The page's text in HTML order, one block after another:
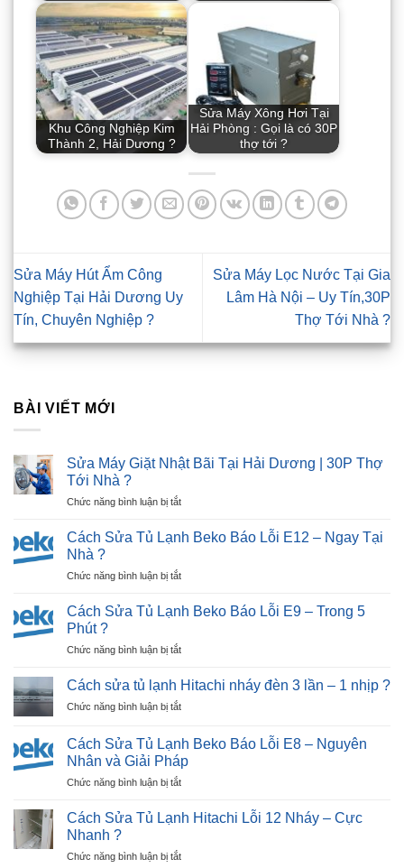
Khu Công Nghiệp Kim
Thành 2, Hải Dương ?
Sửa Máy Xông Hơi Tại
Hải Phòng : Gọi là có 30P
thợ tới ?
Sửa Máy Hút Ẩm Công
Nghiệp Tại Hải Dương Uy
Tín, Chuyên Nghiệp ?
Sửa Máy Lọc Nước Tại Gia
Lâm Hà Nội – Uy Tín,30P
Thợ Tới Nhà ?
BÀI VIẾT MỚI
Sửa Máy Giặt Nhật Bãi Tại Hải Dương | 30P Thợ
Tới Nhà ?
Chức năng bình luận bị tắtở
Máy
Bãi
Hải
30P
Tới
Cách Sửa Tủ Lạnh Beko Báo Lỗi E12 – Ngay Tại
Nhà ?
Chức năng bình luận bị tắtở
Sửa
Beko
Lỗi
–
Tại
Nhà
Cách Sửa Tủ Lạnh Beko Báo Lỗi E9 – Trong 5
Phút ?
Chức năng bình luận bị tắtở
Sửa
Lạnh
Báo
Lỗi
E9
–
5
Cách sửa tủ lạnh Hitachi nháy đèn 3 lần – 1 nhịp ?
Chức năng bình luận bị tắtở
sửa
tủ
lạnh
Hitachi
đèn
–
Cách Sửa Tủ Lạnh Beko Báo Lỗi E8 – Nguyên
Nhân và Giải Pháp
Chức năng bình luận bị tắtở
Sửa
Beko
Cách Sửa Tủ Lạnh Hitachi Lỗi 12 Nháy – Cực
Nhanh ?
Chức năng bình luận bị tắtở